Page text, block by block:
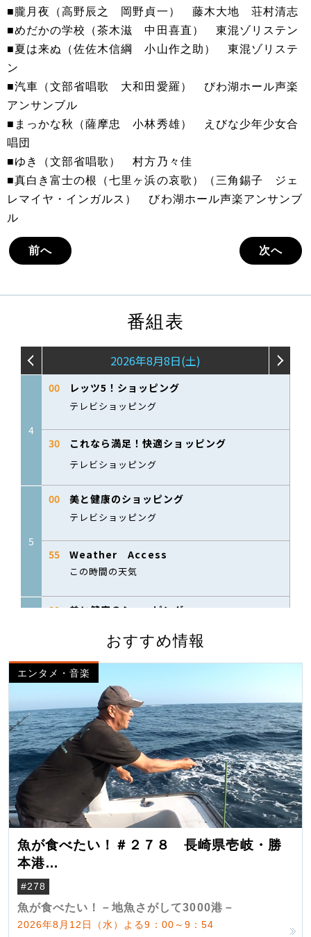
■朧月夜（高野辰之 岡野貞一） 藤木大地 荘村清志
■めだかの学校（茶木滋 中田喜直） 東混ゾリステン
■夏は来ぬ（佐佐木信綱 小山作之助） 東混ゾリステ
ン
■汽車（文部省唱歌 大和田愛羅） びわ湖ホール声楽
アンサンブル
■まっかな秋（薩摩忠 小林秀雄） えびな少年少女合
唱団
■ゆき（文部省唱歌） 村方乃々佳
■真白き富士の根（七里ヶ浜の哀歌）（三角錫子 ジェ
レマイヤ・インガルス） びわ湖ホール声楽アンサンブ
ル
前へ 次へ
番組表
おすすめ情報
エンタメ・音楽
魚が食べたい！＃２７８ 長崎県壱岐・勝
本港
（クロマグロ）
#278
魚が食べたい！－地魚さがして3000港－
2026年8月12日（水）よる9：00～9：54